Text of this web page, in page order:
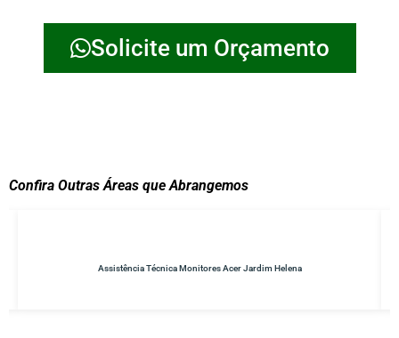
Solicite um Orçamento
Confira Outras Áreas que Abrangemos
Assistência Técnica Monitores Acer Jardim Helena